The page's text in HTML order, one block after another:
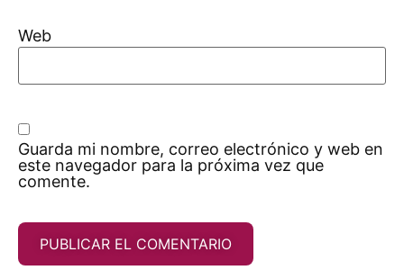
Web
Guarda mi nombre, correo electrónico y web en
este navegador para la próxima vez que
comente.